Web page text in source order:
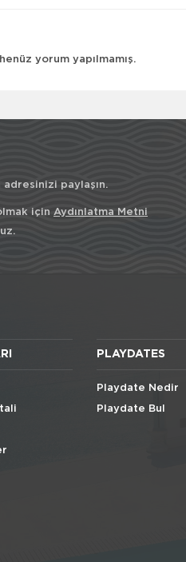
yorum yapılmamış.
paylaşın.
için Aydınlatma Metni
PLAYDATES
Playdate Nedir
Playdate Bul